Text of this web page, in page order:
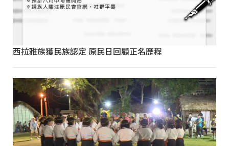
西拉雅族獲民族認定 原民日回顧正名歷程